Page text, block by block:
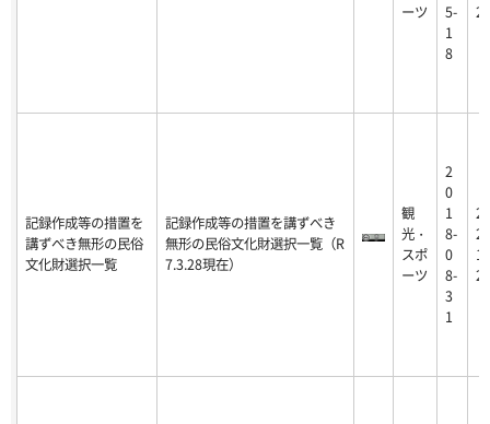
ーツ
5-
1
8
24
記録作成等の措置を
講ずべき無形の民俗
文化財選択一覧
記録作成等の措置を講ずべき
無形の民俗文化財選択一覧（R
7.3.28現在）
観
光・
スポ
ーツ
2
0
1
8-
0
8-
3
1
20
23